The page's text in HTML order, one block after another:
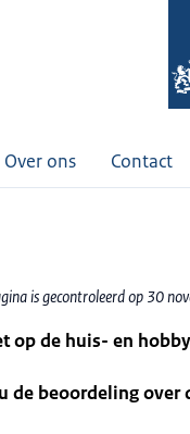
Over ons Contact
is gecontroleerd op 30
op de huis- en
de beoordeling over